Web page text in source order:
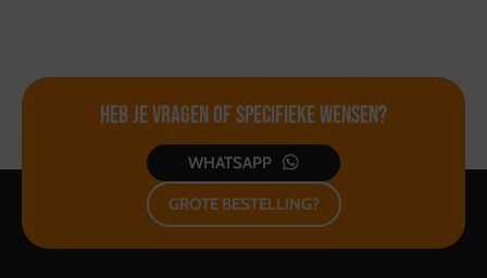
Heb je vragen ofspecifieke wensen?
WHATSAPP
GROTE BESTELLING?